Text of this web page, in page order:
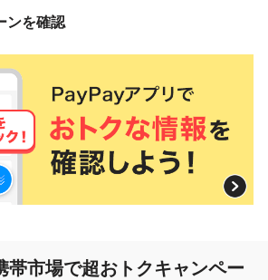
ンを確認
帯市場で超おトクキャンペー